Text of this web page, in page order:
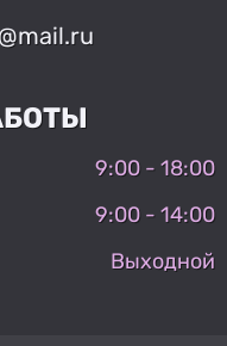
9:00 - 18:00
9:00 - 14:00
Выходной